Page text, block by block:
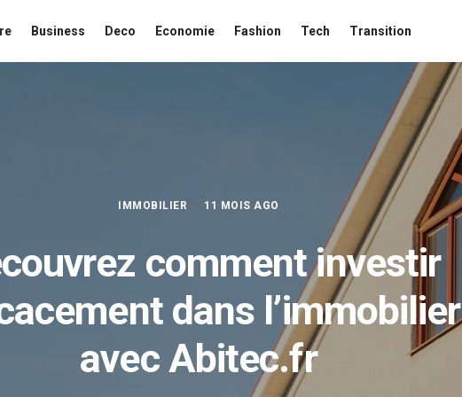
Business Deco Economie Fashion Tech Transition
IMMOBILIER 11 MOIS AGO
comment investir
dans l’immobilier
avec Abitec.fr